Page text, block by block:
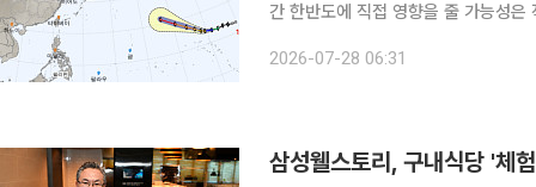
간 한반도에 직접 영향을 줄 가능성
2026-07-28 06:31
삼성웰스토리, 구내식당 '체